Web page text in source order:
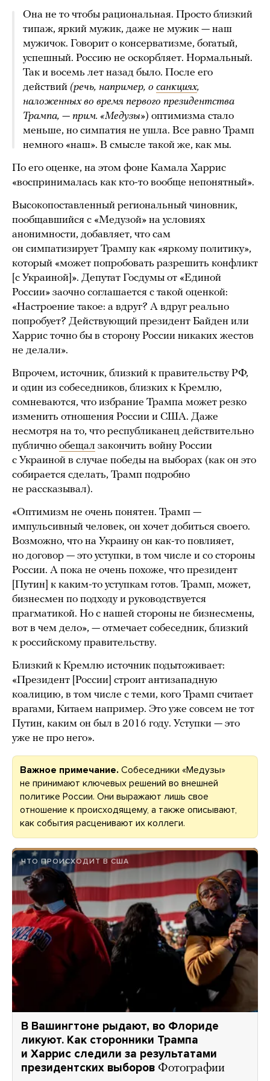
Она не то чтобы рациональная. Просто близкий
типаж, яркий мужик, даже не мужик — наш
мужичок. Говорит о консерватизме, богатый,
успешный. Россию не оскорбляет. Нормальный.
Так и восемь лет назад было. После его
действий (речь, например, о санкциях,
наложенных во время первого президентства
Трампа, — прим. «Медузы») оптимизма стало
меньше, но симпатия не ушла. Все равно Трамп
немного «наш». В смысле такой же, как мы.
По его оценке, на этом фоне Камала Харрис
«воспринималась как кто-то вообще непонятный».
Высокопоставленный региональный чиновник,
пообщавшийся с «Медузой» на условиях
анонимности, добавляет, что сам
он симпатизирует Трампу как «яркому политику»,
который «может попробовать разрешить конфликт
[с Украиной]». Депутат Госдумы от «Единой
России» заочно соглашается с такой оценкой:
«Настроение такое: а вдруг? А вдруг реально
попробует? Действующий президент Байден или
Харрис точно бы в сторону России никаких жестов
не делали».
Впрочем, источник, близкий к правительству РФ,
и один из собеседников, близких к Кремлю,
сомневаются, что избрание Трампа может резко
изменить отношения России и США. Даже
несмотря на то, что республиканец действительно
публично обещал закончить войну России
с Украиной в случае победы на выборах (как он это
собирается сделать, Трамп подробно
не рассказывал).
«Оптимизм не очень понятен. Трамп —
импульсивный человек, он хочет добиться своего.
Возможно, что на Украину он как-то повлияет,
но договор — это уступки, в том числе и со стороны
России. А пока не очень похоже, что президент
[Путин] к каким-то уступкам готов. Трамп, может,
бизнесмен по подходу и руководствуется
прагматикой. Но с нашей стороны не бизнесмены,
вот в чем дело», — отмечает собеседник, близкий
к российскому правительству.
Близкий к Кремлю источник подытоживает:
«Президент [России] строит антизападную
коалицию, в том числе с теми, кого Трамп считает
врагами, Китаем например. Это уже совсем не тот
Путин, каким он был в 2016 году. Уступки — это
уже не про него».
Важное примечание. Собеседники «Медузы»
не принимают ключевых решений во внешней
политике России. Они выражают лишь свое
отношение к происходящему, а также описывают,
как события расценивают их коллеги.
ЧТО ПРОИСХОДИТ В США
В Вашингтоне рыдают, во Флориде
ликуют. Как сторонники Трампа
и Харрис следили за результатами
президентских выборов Фотографии